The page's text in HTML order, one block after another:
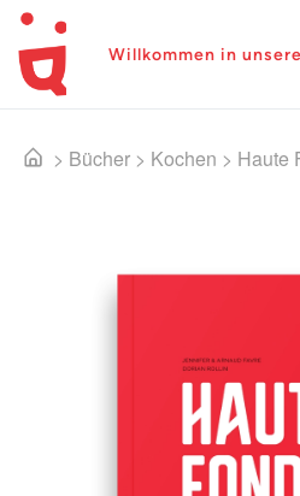
Willkommen in
> Bücher > Kochen > Haute